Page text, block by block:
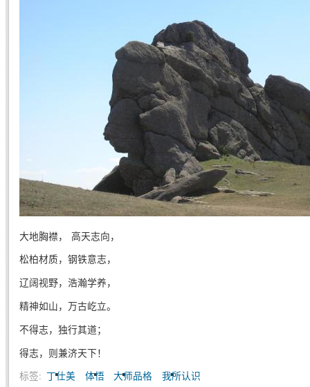
大地胸襟， 高天志向，
松柏材质，钢铁意志，
辽阔视野，浩瀚学养，
精神如山，万古屹立。
不得志，独行其道；
得志，则兼济天下！
标签: 丁仕美 体悟 大师品格 我所认识